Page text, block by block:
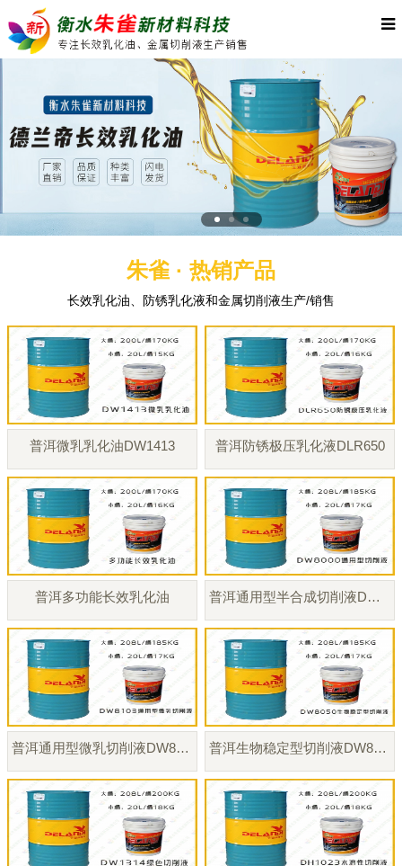
朱雀 · 热销产品
长效乳化油、防锈乳化液和金属切削液生产/销售
普洱微乳乳化油DW1413 普洱防锈极压乳化液DLR650
普洱多功能长效乳化油 普洱通用型半合成切削液DW8000
普洱通用型微乳切削液DW8103 普洱生物稳定型切削液DW8050